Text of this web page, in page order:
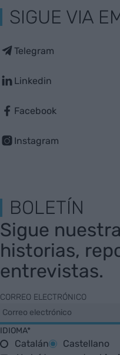
SIGUE VIA
Telegram
Linkedin
Facebook
Instagram
BOLETÍN
Sigue
historias,
entrevistas.
CORREO ELECTRÓNICO
IDIOMA*
Catalán
Castellano